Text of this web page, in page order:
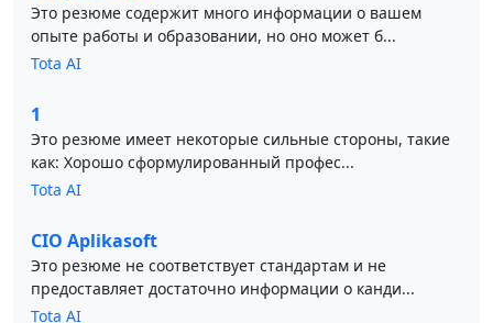
Это резюме содержит много информации о вашем
опыте работы и образовании, но оно может б...
Tota AI
1
Это резюме имеет некоторые сильные стороны, такие
как: Хорошо сформулированный профес...
Tota AI
CIO Aplikasoft
Это резюме не соответствует стандартам и не
предоставляет достаточно информации о канди...
Tota AI